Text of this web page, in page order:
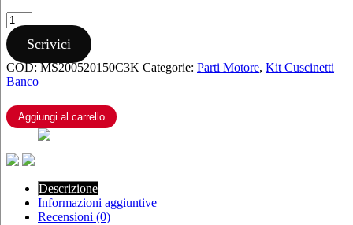
CUSCINETTO
BANCO
KOYO
6304/C3
KTM
EXC
65
00-
21
HUSQVARNA
TC
quantità
Scrivici
COD:MS200520150C3K Categorie: Parti Motore, Kit Cuscinetti
Banco
Aggiungi al carrello
Descrizione
Informazioni aggiuntive
Recensioni (0)